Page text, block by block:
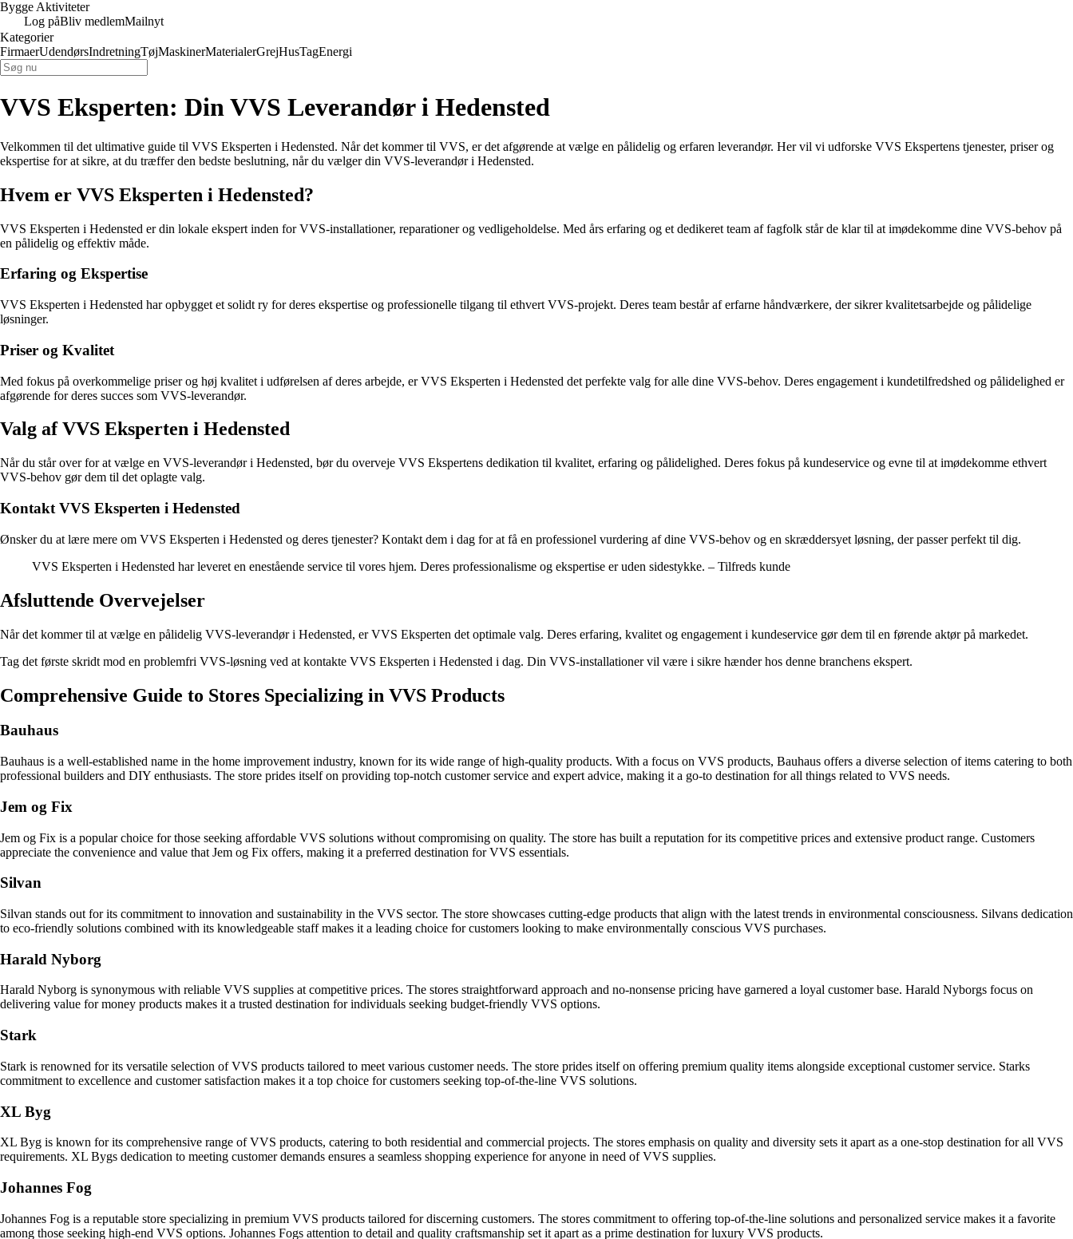
Bygge Aktiviteter
Log påBliv medlemMailnyt
Kategorier
FirmaerUdendørsIndretningTøjMaskinerMaterialerGrejHusTagEnergi
VVS Eksperten: Din VVS Leverandør i Hedensted
Velkommen til det ultimative guide til VVS Eksperten i Hedensted. Når det kommer til VVS, er det afgørende at vælge en pålidelig og erfaren leverandør. Her vil vi udforske VVS Ekspertens tjenester, priser og
ekspertise for at sikre, at du træffer den bedste beslutning, når du vælger din VVS-leverandør i Hedensted.
Hvem er VVS Eksperten i Hedensted?
VVS Eksperten i Hedensted er din lokale ekspert inden for VVS-installationer, reparationer og vedligeholdelse. Med års erfaring og et dedikeret team af fagfolk står de klar til at imødekomme dine VVS-behov på
en pålidelig og effektiv måde.
Erfaring og Ekspertise
VVS Eksperten i Hedensted har opbygget et solidt ry for deres ekspertise og professionelle tilgang til ethvert VVS-projekt. Deres team består af erfarne håndværkere, der sikrer kvalitetsarbejde og pålidelige
løsninger.
Priser og Kvalitet
Med fokus på overkommelige priser og høj kvalitet i udførelsen af deres arbejde, er VVS Eksperten i Hedensted det perfekte valg for alle dine VVS-behov. Deres engagement i kundetilfredshed og pålidelighed er
afgørende for deres succes som VVS-leverandør.
Valg af VVS Eksperten i Hedensted
Når du står over for at vælge en VVS-leverandør i Hedensted, bør du overveje VVS Ekspertens dedikation til kvalitet, erfaring og pålidelighed. Deres fokus på kundeservice og evne til at imødekomme ethvert
VVS-behov gør dem til det oplagte valg.
Kontakt VVS Eksperten i Hedensted
Ønsker du at lære mere om VVS Eksperten i Hedensted og deres tjenester? Kontakt dem i dag for at få en professionel vurdering af dine VVS-behov og en skræddersyet løsning, der passer perfekt til dig.
VVS Eksperten i Hedensted har leveret en enestående service til vores hjem. Deres professionalisme og ekspertise er uden sidestykke. – Tilfreds kunde
Afsluttende Overvejelser
Når det kommer til at vælge en pålidelig VVS-leverandør i Hedensted, er VVS Eksperten det optimale valg. Deres erfaring, kvalitet og engagement i kundeservice gør dem til en førende aktør på markedet.
Tag det første skridt mod en problemfri VVS-løsning ved at kontakte VVS Eksperten i Hedensted i dag. Din VVS-installationer vil være i sikre hænder hos denne branchens ekspert.
Comprehensive Guide to Stores Specializing in VVS Products
Bauhaus
Bauhaus is a well-established name in the home improvement industry, known for its wide range of high-quality products. With a focus on VVS products, Bauhaus offers a diverse selection of items catering to both
professional builders and DIY enthusiasts. The store prides itself on providing top-notch customer service and expert advice, making it a go-to destination for all things related to VVS needs.
Jem og Fix
Jem og Fix is a popular choice for those seeking affordable VVS solutions without compromising on quality. The store has built a reputation for its competitive prices and extensive product range. Customers
appreciate the convenience and value that Jem og Fix offers, making it a preferred destination for VVS essentials.
Silvan
Silvan stands out for its commitment to innovation and sustainability in the VVS sector. The store showcases cutting-edge products that align with the latest trends in environmental consciousness. Silvans dedication
to eco-friendly solutions combined with its knowledgeable staff makes it a leading choice for customers looking to make environmentally conscious VVS purchases.
Harald Nyborg
Harald Nyborg is synonymous with reliable VVS supplies at competitive prices. The stores straightforward approach and no-nonsense pricing have garnered a loyal customer base. Harald Nyborgs focus on
delivering value for money products makes it a trusted destination for individuals seeking budget-friendly VVS options.
Stark
Stark is renowned for its versatile selection of VVS products tailored to meet various customer needs. The store prides itself on offering premium quality items alongside exceptional customer service. Starks
commitment to excellence and customer satisfaction makes it a top choice for customers seeking top-of-the-line VVS solutions.
XL Byg
XL Byg is known for its comprehensive range of VVS products, catering to both residential and commercial projects. The stores emphasis on quality and diversity sets it apart as a one-stop destination for all VVS
requirements. XL Bygs dedication to meeting customer demands ensures a seamless shopping experience for anyone in need of VVS supplies.
Johannes Fog
Johannes Fog is a reputable store specializing in premium VVS products tailored for discerning customers. The stores commitment to offering top-of-the-line solutions and personalized service makes it a favorite
among those seeking high-end VVS options. Johannes Fogs attention to detail and quality craftsmanship set it apart as a prime destination for luxury VVS products.